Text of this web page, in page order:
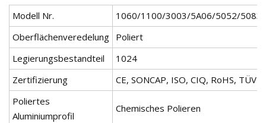
Modell Nr.
1060/1100/3003/5A06/5052/
Oberflächenveredelung Poliert
Legierungsbestandteil
1024
Zertifizierung
CE, SONCAP, ISO, CIQ, RoHS, TÜV
Poliertes
Aluminiumprofil
Chemisches Polieren